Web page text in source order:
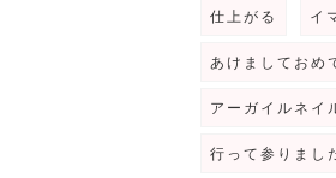
仕上がる イ
あけましておめ
アーガイルネイ
行って参りまし